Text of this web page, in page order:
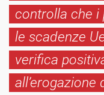
controlla che i
le scadenze
verifica
all’erogazione